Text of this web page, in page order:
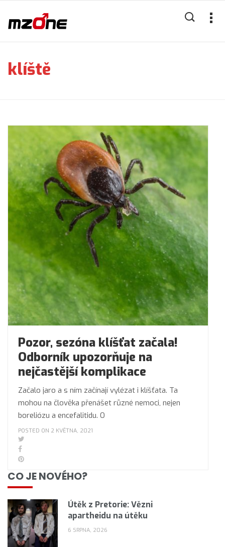
klíště
Pozor, sezóna klíšťat začala!
Odborník upozorňuje na
nejčastější komplikace
Začalo jaro a s ním začínají vylézat i klíšťata. Ta
mohou na člověka přenášet různé nemoci, nejen
boreliózu a encefalitidu. O
POSTED ON 2 KVĚTNA, 2021
CO JE NOVÉHO?
Útěk z Pretorie: Vězni
apartheidu na útěku
6 SRPNA, 2026